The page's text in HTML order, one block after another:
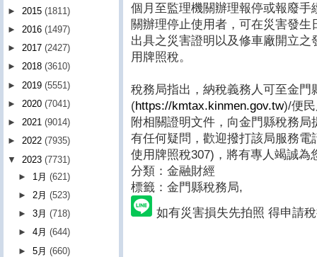
個月至監理機關辦理報停或報廢
關辦理停止使用者，可在災害發
出具之災害證明以及修車廠開立
用牌照稅。
稅務局指出，納稅義務人可至金門
(https://kmtax.kinmen.gov.tw)/便
附相關證明文件，向金門縣稅務
有任何疑問，歡迎撥打該局服務電
使用牌照稅307)，將有專人竭誠為
分類：金融財經
標籤：金門縣稅務局,
如有災害損失先拍照 得申請
► 2015 (1811)
► 2016 (1497)
► 2017 (2427)
► 2018 (3610)
► 2019 (5551)
► 2020 (7041)
► 2021 (9014)
► 2022 (7935)
▼ 2023 (7731)
► 1月(621)
► 2月(523)
►3月(718)
►4月(644)
►5月(660)